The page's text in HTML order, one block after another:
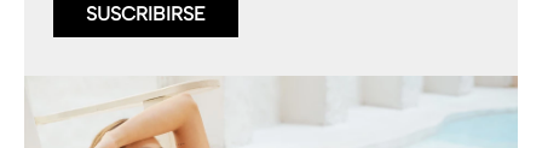
SUSCRIBIRSE